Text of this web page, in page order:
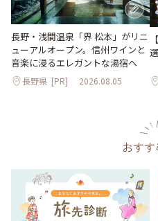
長野・浅間温泉「界 松本」がリニ
ューアルオープン。信州ワインと
音楽に浸るエレガントな湯宿へ
長野県 [PR] 2026.08.05
選
おす